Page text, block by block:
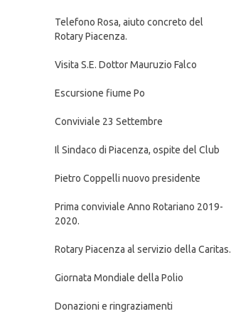
Telefono Rosa, aiuto concreto del
Rotary Piacenza.
Visita S.E. Dottor Mauruzio Falco
Escursione fiume Po
Conviviale 23 Settembre
Il Sindaco di Piacenza, ospite del Club
Pietro Coppelli nuovo presidente
Prima conviviale Anno Rotariano 2019-
2020.
Rotary Piacenza al servizio della Caritas.
Giornata Mondiale della Polio
Donazioni e ringraziamenti